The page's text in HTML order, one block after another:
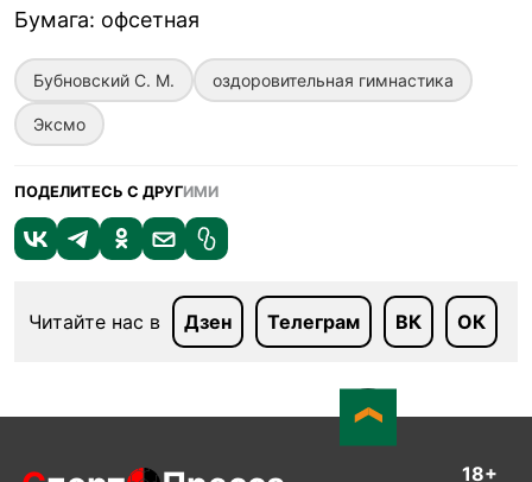
Бумага: офсетная
Бубновский С. М. оздоровительная гимнастика
Эксмо
ПОДЕЛИТЕСЬ С ДРУГИМИ
Читайте нас в Дзен Телеграм ВК ОК
18+